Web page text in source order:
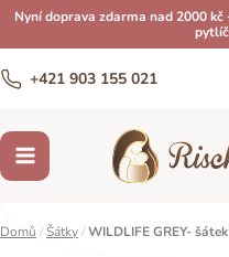
Nyní doprava zdarma nad 2000
+421 903 155 021
Domů / Šátky/WILDLIFE GREY- šátek